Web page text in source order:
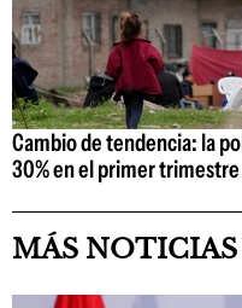
Cambio de tendencia: la
30% en el primer
MÁS NOTICIAS